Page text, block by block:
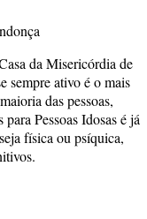
da Misericórdia de
sempre ativo é o mais
das pessoas,
Pessoas Idosas é já
física ou psíquica,